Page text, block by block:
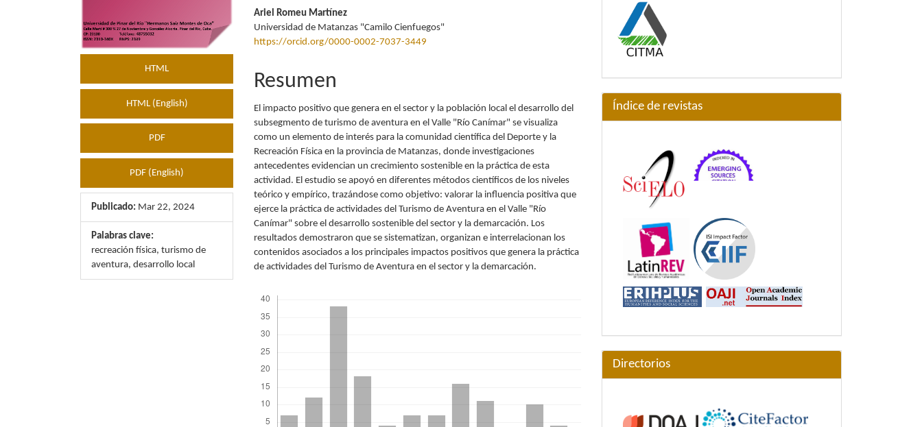
HTML
HTML (English)
PDF
PDF (English)
Publicado: Mar 22, 2024
Palabras clave:
recreación física, turismo de
aventura, desarrollo local
Ariel Romeu Martínez
Universidad de Matanzas "Camilo Cienfuegos"
https://orcid.org/0000-0002-7037-3449
Resumen
El impacto positivo que genera en el sector y la población local el desarrollo del
subsegmento de turismo de aventura en el Valle "Río Canímar" se visualiza
como un elemento de interés para la comunidad científica del Deporte y la
Recreación Física en la provincia de Matanzas, donde investigaciones
antecedentes evidencian un crecimiento sostenible en la práctica de esta
actividad. El estudio se apoyó en diferentes métodos científicos de los niveles
teórico y empírico, trazándose como objetivo: valorar la influencia positiva que
ejerce la práctica de actividades del Turismo de Aventura en el Valle "Río
Canímar" sobre el desarrollo sostenible del sector y la demarcación. Los
resultados demostraron que se sistematizan, organizan e interrelacionan los
contenidos asociados a los principales impactos positivos que genera la práctica
de actividades del Turismo de Aventura en el sector y la demarcación.
Índice de revistas
Directorios